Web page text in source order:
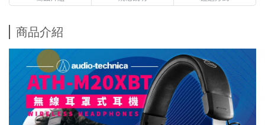
商品介紹